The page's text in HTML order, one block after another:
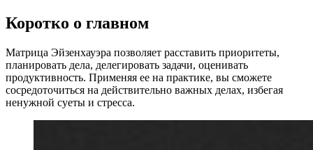
Коротко о главном
Матрица Эйзенхауэра позволяет расставить приоритеты,
планировать дела, делегировать задачи, оценивать
продуктивность. Применяя ее на практике, вы сможете
сосредоточиться на действительно важных делах, избегая
ненужной суеты и стресса.